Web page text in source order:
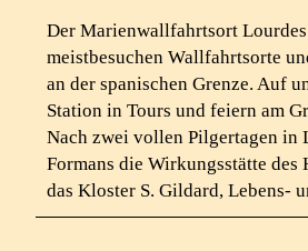
Der Marienwallfahrtsort
meistbesuchen Wallfahrtsorte
an der spanischen Grenze. Auf
Station in Tours und feiern am
Nach zwei vollen Pilgertagen in
Formans die Wirkungsstätte
das Kloster S. Gildard, Lebens-